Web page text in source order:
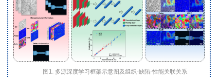
图1. 多源深度学习框架示意图及组织-缺陷-性能关联关系